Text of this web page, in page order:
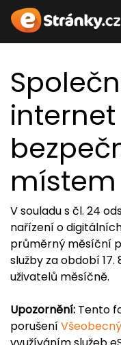
internet
místem
V souladu s čl. 24
nařízení o
průměrný měsíční
služby za období 17.
uživatelů měsíčně.
Upozornění: Tento
porušení